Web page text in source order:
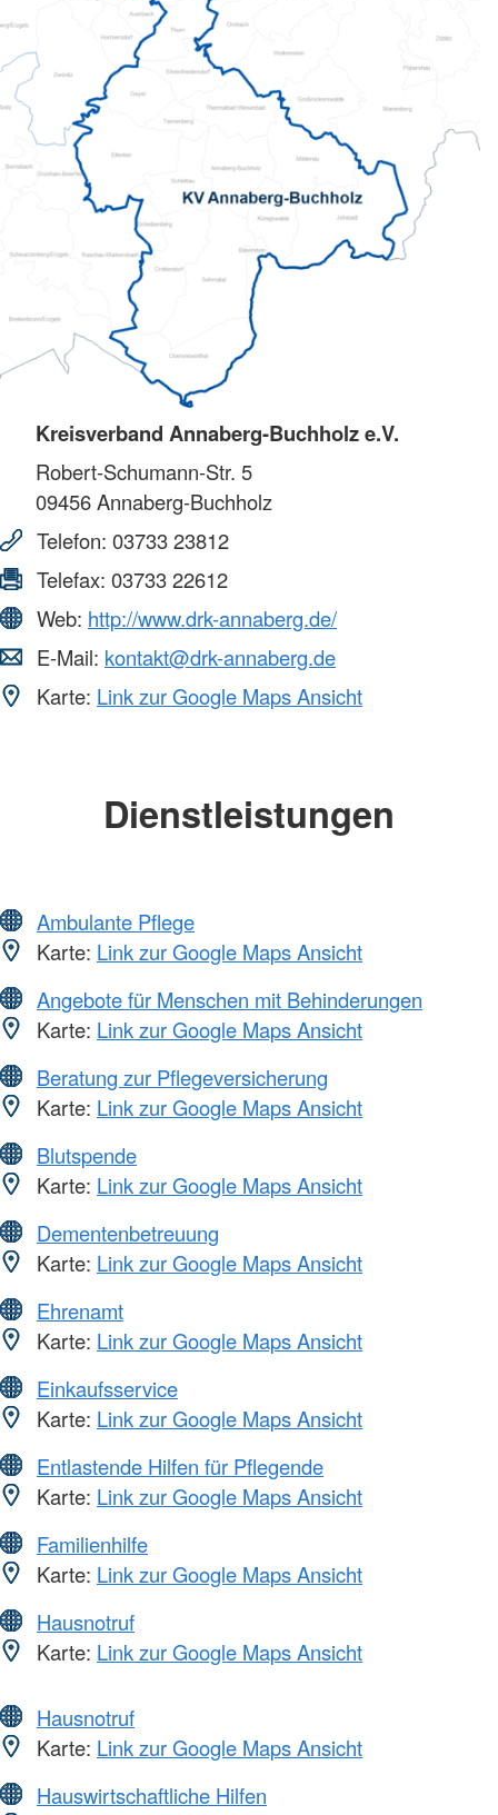
Kreisverband Annaberg-Buchholz e.V.
Robert-Schumann-Str. 5
09456Annaberg-Buchholz
Telefon: 03733 23812
Telefax: 03733 22612
Web: http://www.drk-annaberg.de/
E-Mail: kontakt@drk-annaberg.de
Karte: Link zur Google Maps Ansicht
Dienstleistungen
Ambulante Pflege
Karte: Link zur Google Maps Ansicht
Angebote für Menschen mit Behinderungen
Karte: Link zur Google Maps Ansicht
Beratung zur Pflegeversicherung
Karte: Link zur Google Maps Ansicht
Blutspende
Karte: Link zur Google Maps Ansicht
Dementenbetreuung
Karte: Link zur Google Maps Ansicht
Ehrenamt
Karte: Link zur Google Maps Ansicht
Einkaufsservice
Karte: Link zur Google Maps Ansicht
Entlastende Hilfen für Pflegende
Karte: Link zur Google Maps Ansicht
Familienhilfe
Karte: Link zur Google Maps Ansicht
Hausnotruf
Karte: Link zur Google Maps Ansicht
Hausnotruf
Karte: Link zur Google Maps Ansicht
Hauswirtschaftliche Hilfen